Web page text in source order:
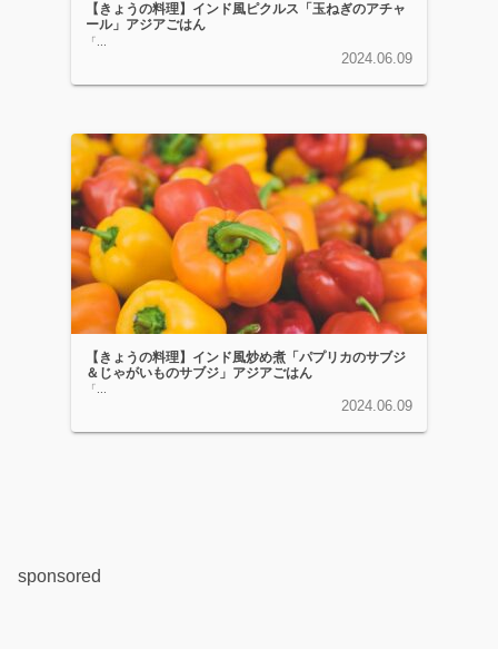
【きょうの料理】インド風ピクルス「玉ねぎのアチャ
ール」アジアごはん
「...
2024.06.09
【きょうの料理】インド風炒め煮「パプリカのサブジ
＆じゃがいものサブジ」アジアごはん
「...
2024.06.09
sponsored